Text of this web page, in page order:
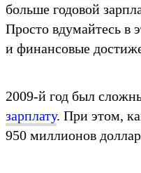
больше годовой
Просто вдумайтесь в
и финансовые
2009-й год был
зарплату. При этом,
950 миллионов